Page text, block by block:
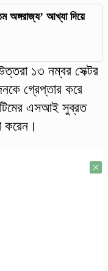
অঙ্গরাজ্য’ আখ্যা দিয়ে
১৩ নম্বর সেক্টর
গ্রেপ্তার করে
টিমের এসআই সুব্রত
করেন।